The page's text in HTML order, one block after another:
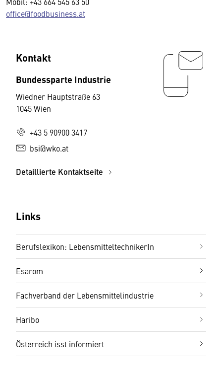
office@foodbusiness.at
Kontakt
Bundessparte Industrie
Wiedner Hauptstraße 63
1045 Wien
+43 5 90900 3417
bsi@wko.at
Detaillierte Kontaktseite
Links
Berufslexikon: LebensmitteltechnikerIn
Esarom
Fachverband der Lebensmittelindustrie
Haribo
Österreich isst informiert